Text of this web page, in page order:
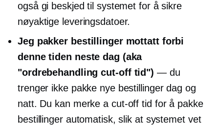
også gi beskjed til systemet for å sikre
nøyaktige leveringsdatoer.
Jeg pakker bestillinger mottatt forbi
denne tiden neste dag (aka
"ordrebehandling cut-offtid") — du
trenger ikke pakke nye bestillinger dag og
natt. Du kan merke a cut-off tid for å pakke
bestillinger automatisk, slik at systemet vet